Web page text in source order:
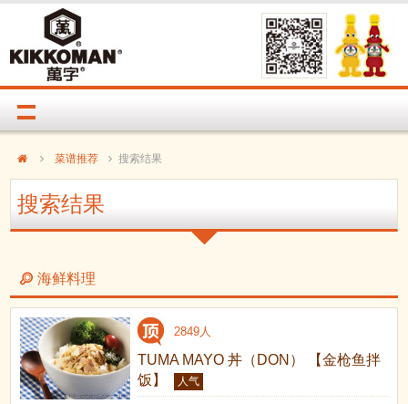
菜谱推荐 搜索结果
搜索结果
海鲜料理
2849人
TUMA MAYO 丼（DON） 【金枪鱼拌
饭】
人气